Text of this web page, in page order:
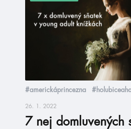
#americkáprincezna
26. 1. 2022
7 nej domluvených